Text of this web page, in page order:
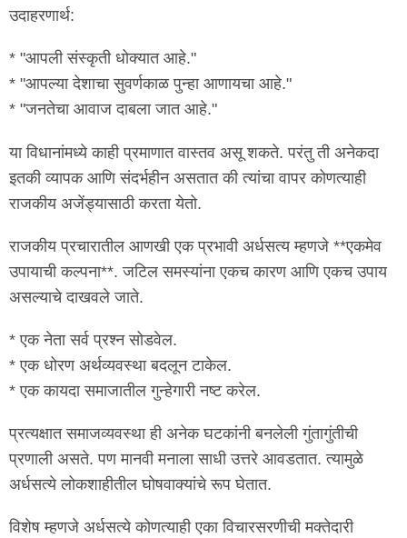
उदाहरणार्थ:
* "आपली संस्कृती धोक्यात आहे."
* "आपल्या देशाचा सुवर्णकाळ पुन्हा आणायचा आहे."
* "जनतेचा आवाज दाबला जात आहे."
या विधानांमध्ये काही प्रमाणात वास्तव असू शकते. परंतु ती अनेकदा
इतकी व्यापक आणि संदर्भहीन असतात की त्यांचा वापर कोणत्याही
राजकीय अजेंड्यासाठी करता येतो.
राजकीय प्रचारातील आणखी एक प्रभावी अर्धसत्य म्हणजे **एकमेव
उपायाची कल्पना**. जटिल समस्यांना एकच कारण आणि एकच उपाय
असल्याचे दाखवले जाते.
* एक नेता सर्व प्रश्न सोडवेल.
* एक धोरण अर्थव्यवस्था बदलून टाकेल.
* एक कायदा समाजातील गुन्हेगारी नष्ट करेल.
प्रत्यक्षात समाजव्यवस्था ही अनेक घटकांनी बनलेली गुंतागुंतीची
प्रणाली असते. पण मानवी मनाला साधी उत्तरे आवडतात. त्यामुळे
अर्धसत्ये लोकशाहीतील घोषवाक्यांचे रूप घेतात.
विशेष म्हणजे अर्धसत्ये कोणत्याही एका विचारसरणीची मक्तेदारी